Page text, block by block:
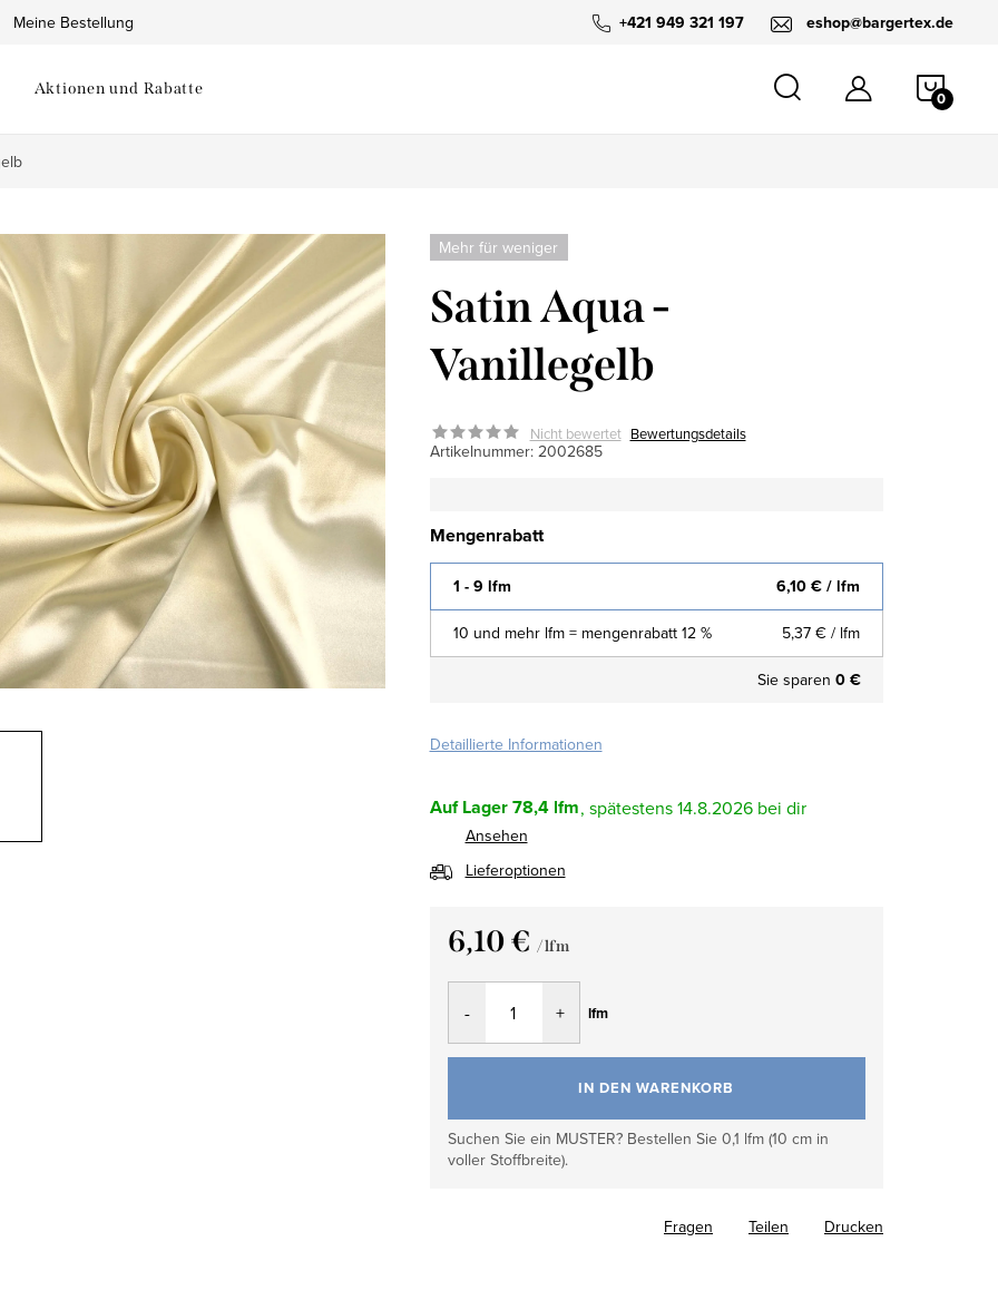
+421 949 321 197 eshop@bargertex.de
Meine Bestellung
Aktionen und Rabatte
Mehr für weniger
Satin Aqua -
Vanillegelb
Nicht bewertet Bewertungsdetails
Artikelnummer: 2002685
Mengenrabatt
1 - 9 lfm 6,10 € / lfm
10 und mehr lfm = mengenrabatt 12 % 5,37 € / lfm
Sie sparen 0 €
Detaillierte Informationen
Auf Lager78,4 lfm 14.8.2026
Ansehen
Lieferoptionen
6,10 € / lfm
Verkaufspreis:
lfm
IN DEN WARENKORB
Suchen Sie ein MUSTER? Bestellen Sie 0,1 lfm (10 cm in
voller Stoffbreite).
Drucken
Fragen Teilen